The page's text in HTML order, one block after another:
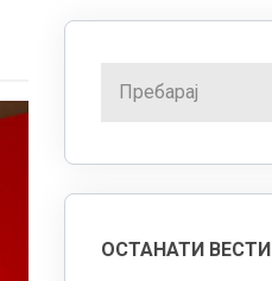
ОСТАНАТИ ВЕСТИ